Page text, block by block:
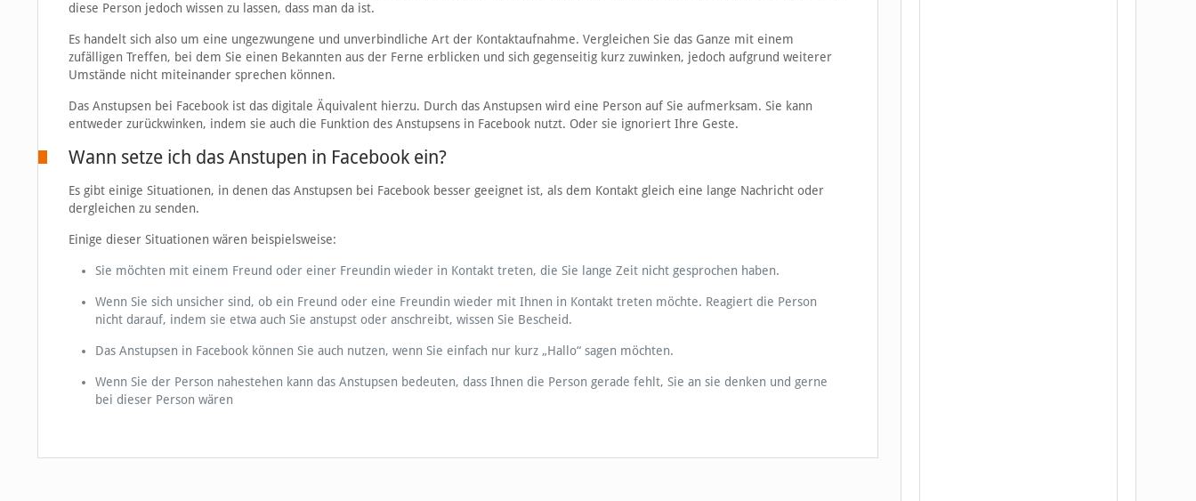
diese Person jedoch wissen zu lassen, dass man da ist.
Es handelt sich also um eine ungezwungene und unverbindliche Art der Kontaktaufnahme. Vergleichen Sie das Ganze mit einem
zufälligen Treffen, bei dem Sie einen Bekannten aus der Ferne erblicken und sich gegenseitig kurz zuwinken, jedoch aufgrund weiterer
Umstände nicht miteinander sprechen können.
Das Anstupsen bei Facebook ist das digitale Äquivalent hierzu. Durch das Anstupsen wird eine Person auf Sie aufmerksam. Sie kann
entweder zurückwinken, indem sie auch die Funktion des Anstupsens in Facebook nutzt. Oder sie ignoriert Ihre Geste.
Wann setze ich das Anstupen in Facebook ein?
Es gibt einige Situationen, in denen das Anstupsen bei Facebook besser geeignet ist, als dem Kontakt gleich eine lange Nachricht oder
dergleichen zu senden.
Einige dieser Situationen wären beispielsweise:
Sie möchten mit einem Freund oder einer Freundin wieder in Kontakt treten, die Sie lange Zeit nicht gesprochen haben.
Wenn Sie sich unsicher sind, ob ein Freund oder eine Freundin wieder mit Ihnen in Kontakt treten möchte. Reagiert die Person
nicht darauf, indem sie etwa auch Sie anstupst oder anschreibt, wissen Sie Bescheid.
Das Anstupsen in Facebook können Sie auch nutzen, wenn Sie einfach nur kurz „Hallo“ sagen möchten.
Wenn Sie der Person nahestehen kann das Anstupsen bedeuten, dass Ihnen die Person gerade fehlt, Sie an sie denken und gerne
bei dieser Person wären